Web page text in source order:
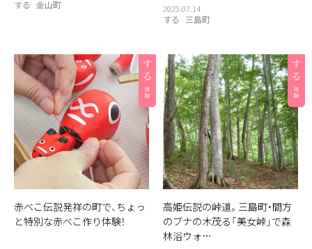
する 金山町 2025.07.14
する 三島町
赤べこ伝説発祥の町で、ちょっ
と特別な赤べこ作り体験！
高姫伝説の峠道。三島町・間方
のブナの木茂る「美女峠」で森
林浴ウォ…